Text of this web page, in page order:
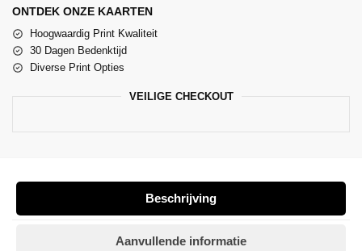
ONTDEK ONZE KAARTEN
Hoogwaardig Print Kwaliteit
30 Dagen Bedenktijd
Diverse Print Opties
VEILIGE CHECKOUT
Beschrijving
Aanvullende informatie